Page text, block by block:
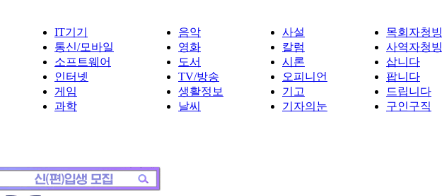
IT기기
통신/모바일
소프트웨어
인터넷
게임
과학
음악
영화
도서
TV/방송
생활정보
날씨
사설
칼럼
시론
오피니언
기고
기자의눈
목회자청빙
사역자청빙
삽니다
팝니다
드립니다
구인구직